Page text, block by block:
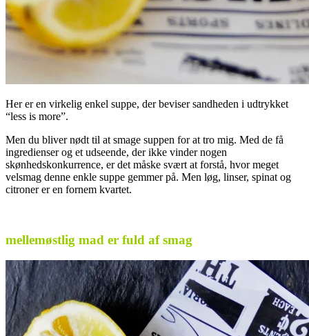
Her er en virkelig enkel suppe, der beviser sandheden i udtrykket
“less is more”.
Men du bliver nødt til at smage suppen for at tro mig. Med de få
ingredienser og et udseende, der ikke vinder nogen
skønhedskonkurrence, er det måske svært at forstå, hvor meget
velsmag denne enkle suppe gemmer på. Men løg, linser, spinat og
citroner er en fornem kvartet.
mellemøstlig mad er fuld af smag